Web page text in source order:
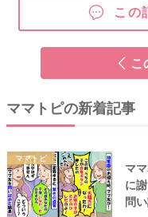
この
こ
ママトピの新着記事
ママトピ
マ
に
問